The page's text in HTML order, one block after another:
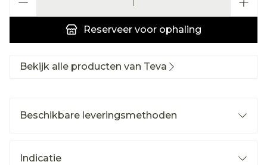
Reserveer voor ophaling
Bekijk alle producten van Teva
Beschikbare leveringsmethoden
Indicatie